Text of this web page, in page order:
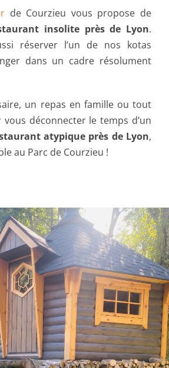
de Courzieu vous propose de
insolite près de Lyon.
réserver l’un de nos kotas
dans un cadre résolument
un repas en famille ou tout
déconnecter le temps d’un
atypique près de Lyon,
au Parc de Courzieu !